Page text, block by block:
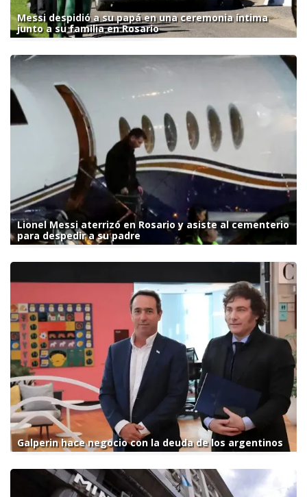
Messi despidió a su papá en una ceremonia íntima
junto a su familia en Rosario
Lionel Messi aterrizó en Rosario y asiste al cementerio
para despedir a su padre
Galperin hace negocio con la deuda de los argentinos